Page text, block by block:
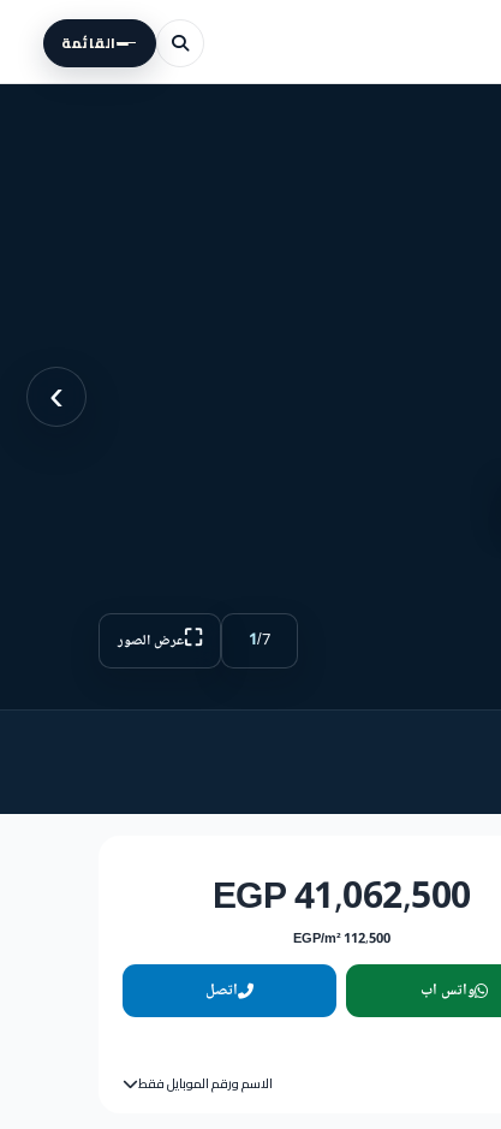
القائمة
›
1/7
⛶عرض الصور
41,062,500 EGP
112,500 EGP/m²
واتس اب اتصل
الاسم ورقم الموبايل فقط